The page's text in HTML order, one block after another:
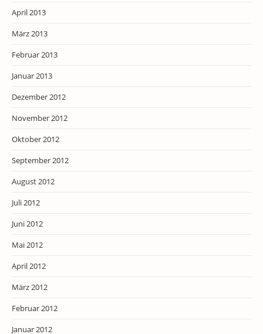
April 2013
März 2013
Februar 2013
Januar 2013
Dezember 2012
November 2012
Oktober 2012
September 2012
August 2012
Juli 2012
Juni 2012
Mai 2012
April 2012
März 2012
Februar 2012
Januar 2012